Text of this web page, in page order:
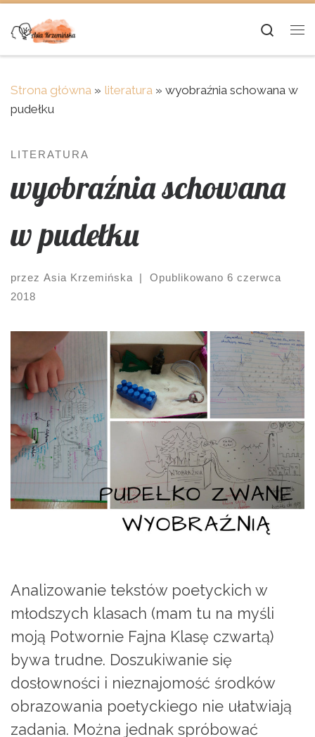
Skip to content
Strona główna » literatura » wyobraźnia schowana w
pudełku
LITERATURA
wyobraźnia schowana
w pudełku
przez Asia Krzemińska | Opublikowano 6 czerwca
2018
Analizowanie tekstów poetyckich w
młodszych klasach (mam tu na myśli
moją Potwornie Fajna Klasę czwartą)
bywa trudne. Doszukiwanie się
dosłowności i nieznajomość środków
obrazowania poetyckiego nie ułatwiają
zadania. Można jednak spróbować